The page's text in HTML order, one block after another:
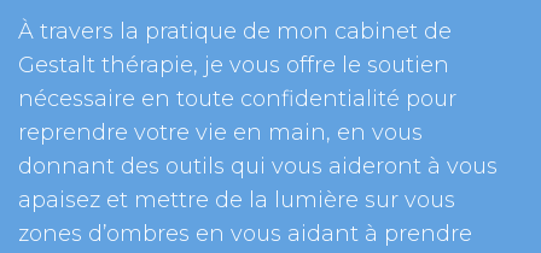
À travers la pratique de mon cabinet de
Gestalt thérapie, je vous offre le soutien
nécessaire en toute confidentialité pour
reprendre votre vie en main, en vous
donnant des outils qui vous aideront à vous
apaisez et mettre de la lumière sur vous
zones d’ombres en vous aidant à prendre